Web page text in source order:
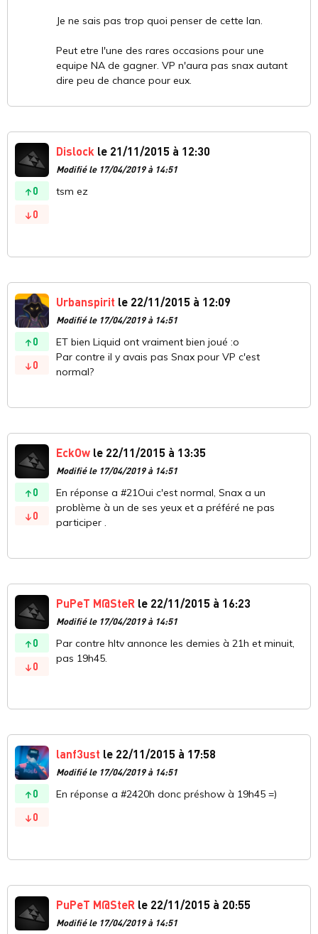
Je ne sais pas trop quoi penser de cette lan.
Peut etre l'une des rares occasions pour une
equipe NA de gagner. VP n'aura pas snax autant
dire peu de chance pour eux.
0
0
Dislock le 21/11/2015 à 12:30
Modifié le 17/04/2019 à 14:51
tsm ez
0
0
Urbanspirit le 22/11/2015 à 12:09
Modifié le 17/04/2019 à 14:51
ET bien Liquid ont vraiment bien joué :o
Par contre il y avais pas Snax pour VP c'est
normal?
0
0
EckOw le 22/11/2015 à 13:35
Modifié le 17/04/2019 à 14:51
En réponse a #21Oui c'est normal, Snax a un
problème à un de ses yeux et a préféré ne pas
participer .
0
0
PuPeT M@SteR le 22/11/2015 à 16:23
Modifié le 17/04/2019 à 14:51
Par contre hltv annonce les demies à 21h et minuit,
pas 19h45.
0
0
lanf3ust le 22/11/2015 à 17:58
Modifié le 17/04/2019 à 14:51
En réponse a #2420h donc préshow à 19h45 =)
PuPeT M@SteR le 22/11/2015 à 20:55
Modifié le 17/04/2019 à 14:51